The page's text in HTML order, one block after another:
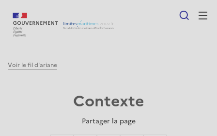
contenu
principal
Fvoir le fil d'ariane
Contexte
Partager la page